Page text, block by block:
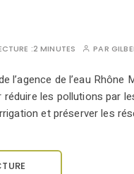
:2 MINUTES PAR
l’agence de l’eau
les pollutions par
et préserver les